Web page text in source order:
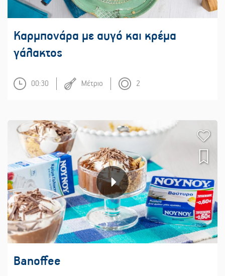
Καρμπονάρα με αυγό και κρέμα
γάλακτος
00:30 Μέτριο 2
Banoffee